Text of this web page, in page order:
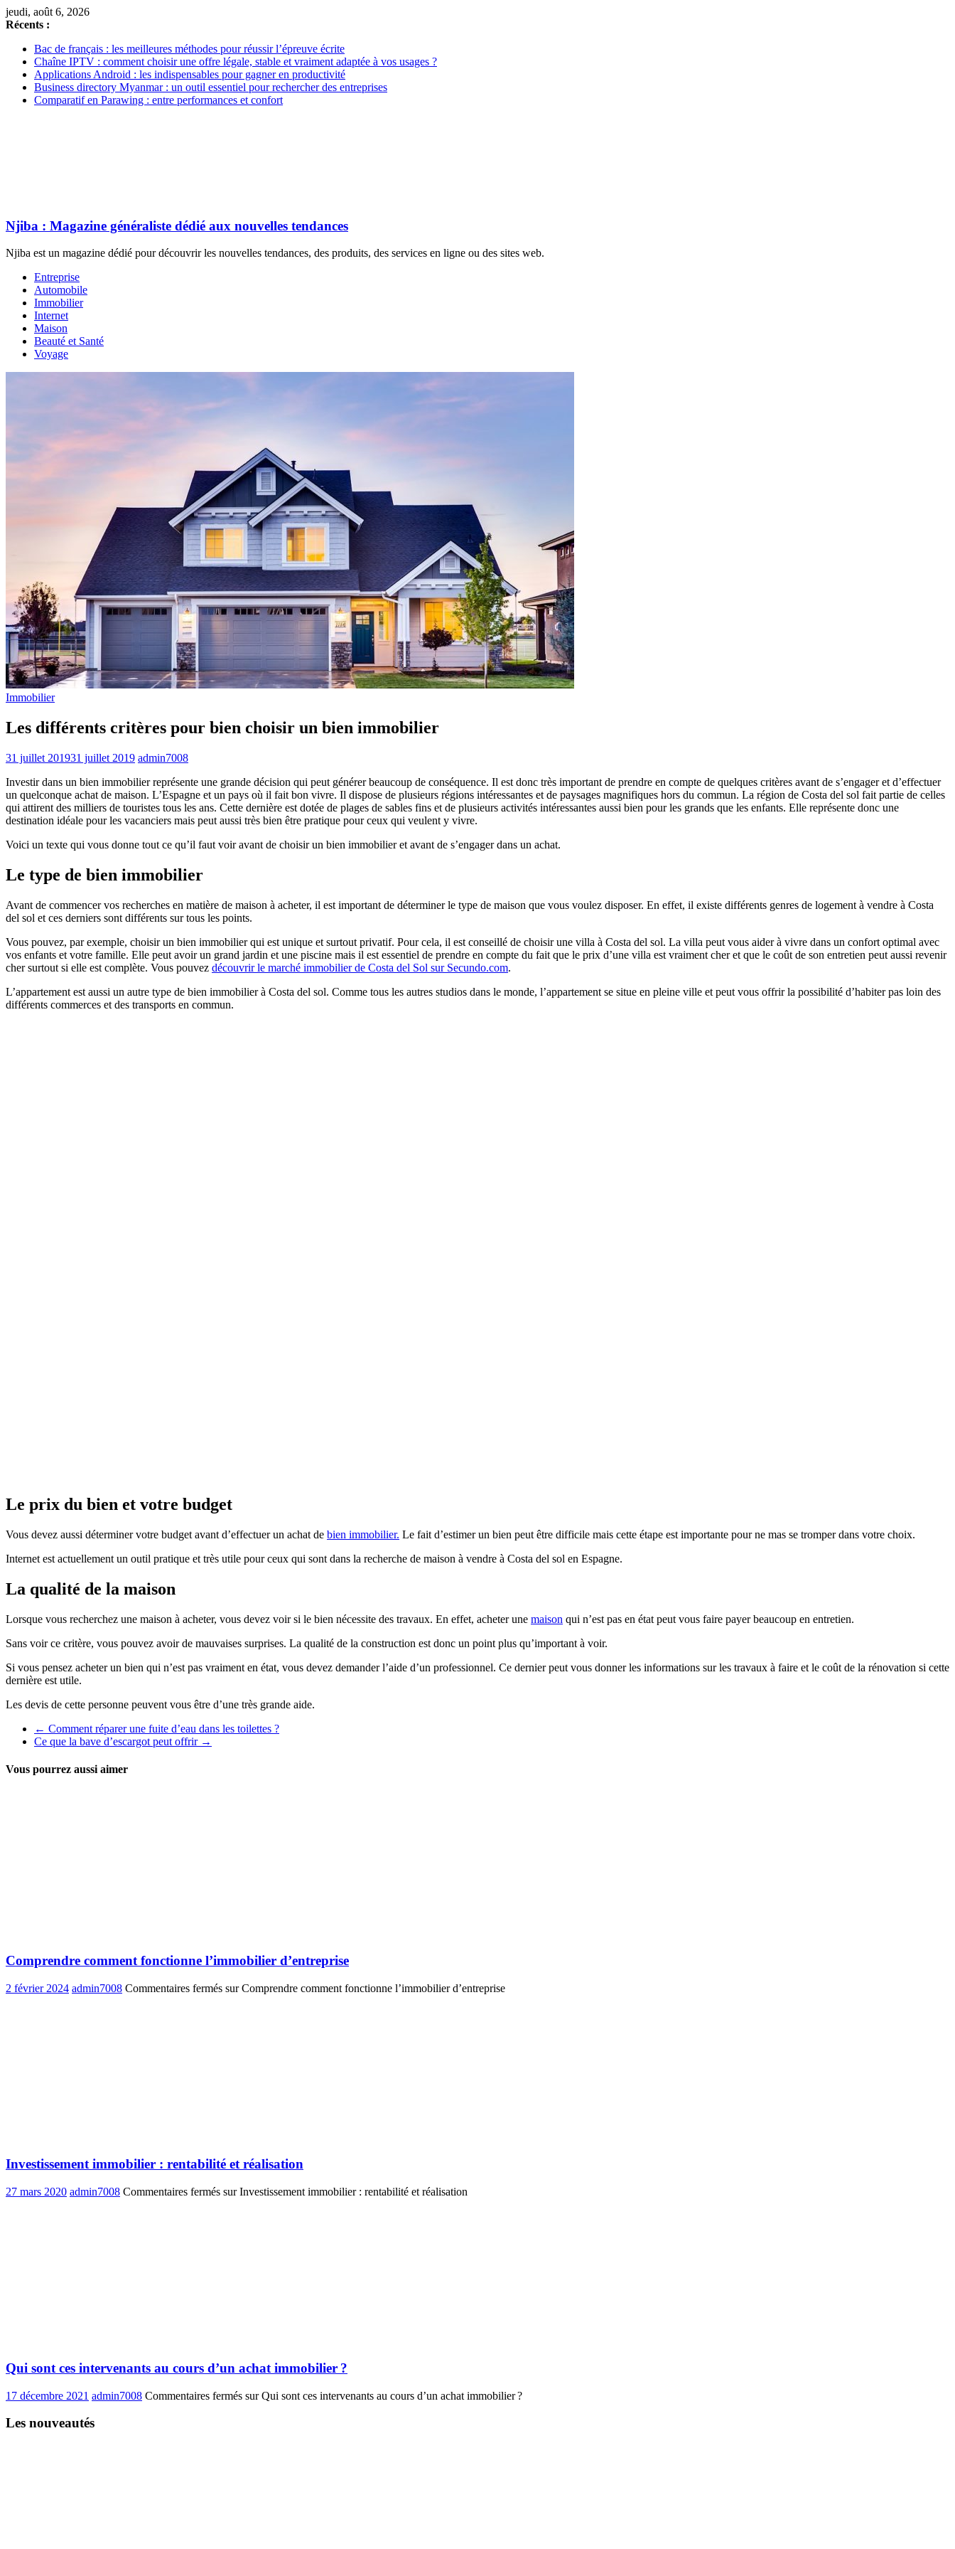
jeudi, août 6, 2026
Récents :
Bac de français : les meilleures méthodes pour réussir l’épreuve écrite
Chaîne IPTV : comment choisir une offre légale, stable et vraiment adaptée à vos usages ?
Applications Android : les indispensables pour gagner en productivité
Business directory Myanmar : un outil essentiel pour rechercher des entreprises
Comparatif en Parawing : entre performances et confort
Njiba : Magazine généraliste dédié aux nouvelles tendances
Njiba est un magazine dédié pour découvrir les nouvelles tendances, des produits, des services en ligne ou des sites web.
Entreprise
Automobile
Immobilier
Internet
Maison
Beauté et Santé
Voyage
Immobilier
Les différents critères pour bien choisir un bien immobilier
31 juillet 201931 juillet 2019 admin7008
Investir dans un bien immobilier représente une grande décision qui peut générer beaucoup de conséquence. Il est donc très important de prendre en compte de quelques critères avant de s’engager et d’effectuer
un quelconque achat de maison. L’Espagne et un pays où il fait bon vivre. Il dispose de plusieurs régions intéressantes et de paysages magnifiques hors du commun. La région de Costa del sol fait partie de celles
qui attirent des milliers de touristes tous les ans. Cette dernière est dotée de plages de sables fins et de plusieurs activités intéressantes aussi bien pour les grands que les enfants. Elle représente donc une
destination idéale pour les vacanciers mais peut aussi très bien être pratique pour ceux qui veulent y vivre.
Voici un texte qui vous donne tout ce qu’il faut voir avant de choisir un bien immobilier et avant de s’engager dans un achat.
Le type de bien immobilier
Avant de commencer vos recherches en matière de maison à acheter, il est important de déterminer le type de maison que vous voulez disposer. En effet, il existe différents genres de logement à vendre à Costa
del sol et ces derniers sont différents sur tous les points.
Vous pouvez, par exemple, choisir un bien immobilier qui est unique et surtout privatif. Pour cela, il est conseillé de choisir une villa à Costa del sol. La villa peut vous aider à vivre dans un confort optimal avec
vos enfants et votre famille. Elle peut avoir un grand jardin et une piscine mais il est essentiel de prendre en compte du fait que le prix d’une villa est vraiment cher et que le coût de son entretien peut aussi revenir
cher surtout si elle est complète. Vous pouvez découvrir le marché immobilier de Costa del Sol sur Secundo.com.
L’appartement est aussi un autre type de bien immobilier à Costa del sol. Comme tous les autres studios dans le monde, l’appartement se situe en pleine ville et peut vous offrir la possibilité d’habiter pas loin des
différents commerces et des transports en commun.
Le prix du bien et votre budget
Vous devez aussi déterminer votre budget avant d’effectuer un achat de bien immobilier. Le fait d’estimer un bien peut être difficile mais cette étape est importante pour ne mas se tromper dans votre choix.
Internet est actuellement un outil pratique et très utile pour ceux qui sont dans la recherche de maison à vendre à Costa del sol en Espagne.
La qualité de la maison
Lorsque vous recherchez une maison à acheter, vous devez voir si le bien nécessite des travaux. En effet, acheter une maison qui n’est pas en état peut vous faire payer beaucoup en entretien.
Sans voir ce critère, vous pouvez avoir de mauvaises surprises. La qualité de la construction est donc un point plus qu’important à voir.
Si vous pensez acheter un bien qui n’est pas vraiment en état, vous devez demander l’aide d’un professionnel. Ce dernier peut vous donner les informations sur les travaux à faire et le coût de la rénovation si cette
dernière est utile.
Les devis de cette personne peuvent vous être d’une très grande aide.
← Comment réparer une fuite d’eau dans les toilettes ?
Ce que la bave d’escargot peut offrir →
Vous pourrez aussi aimer
Comprendre comment fonctionne l’immobilier d’entreprise
2 février 2024 admin7008 Commentaires fermés sur Comprendre comment fonctionne l’immobilier d’entreprise
Investissement immobilier : rentabilité et réalisation
27 mars 2020 admin7008 Commentaires fermés sur Investissement immobilier : rentabilité et réalisation
Qui sont ces intervenants au cours d’un achat immobilier ?
17 décembre 2021 admin7008 Commentaires fermés sur Qui sont ces intervenants au cours d’un achat immobilier ?
Les nouveautés